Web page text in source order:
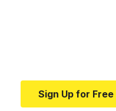
Sign Up for Free